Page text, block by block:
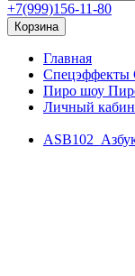
+7(999)156-11-80
Корзина
Главная
Спецэффекты
Пиро шоу
Личный